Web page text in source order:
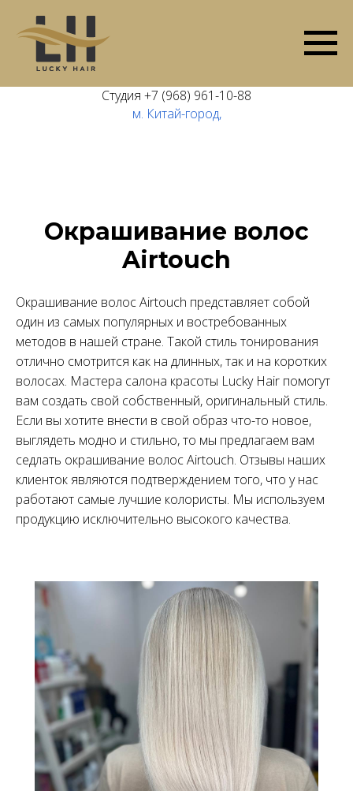
Студия +7 (968) 961-10-88
м. Китай-город,
Окрашивание волос
Airtouch
Окрашивание волос Airtouch представляет собой
один из самых популярных и востребованных
методов в нашей стране. Такой стиль тонирования
отлично смотрится как на длинных, так и на коротких
волосах. Мастера салона красоты Lucky Hair помогут
вам создать свой собственный, оригинальный стиль.
Если вы хотите внести в свой образ что-то новое,
выглядеть модно и стильно, то мы предлагаем вам
седлать окрашивание волос Airtouch. Отзывы наших
клиенток являются подтверждением того, что у нас
работают самые лучшие колористы. Мы используем
продукцию исключительно высокого качества.